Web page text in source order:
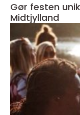
Gør festen
Midtjylland